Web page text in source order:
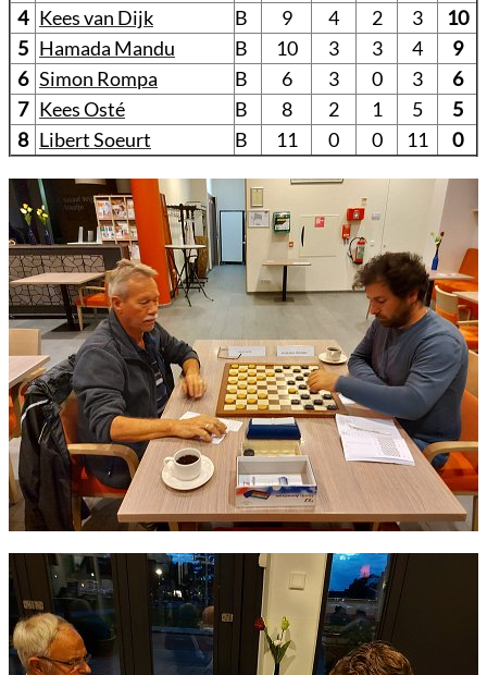
4 Kees van Dijk B 9 4 2 3
10
5 Hamada Mandu B 10 3 3 4
9
6 Simon Rompa B 6 3 0 3
6
7 Kees Osté B 8 2 1 5
5
8 Libert Soeurt B 11 0 0 11 0